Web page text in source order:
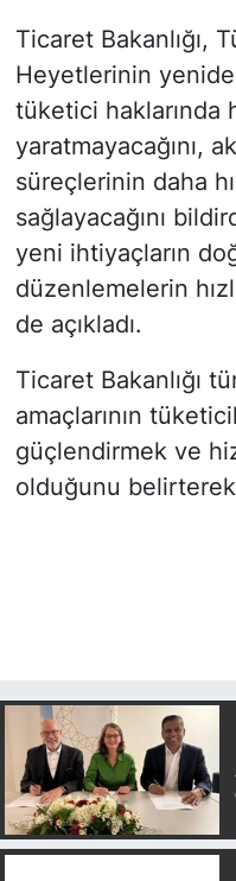
Ticaret Bakanlığı,
Heyetlerinin yeniden
tüketici haklarında
yaratmayacağını,
süreçlerinin daha
sağlayacağını
yeni ihtiyaçların
düzenlemelerin
de açıkladı.
Ticaret Bakanlığı
amaçlarının
güçlendirmek ve
olduğunu belirterek